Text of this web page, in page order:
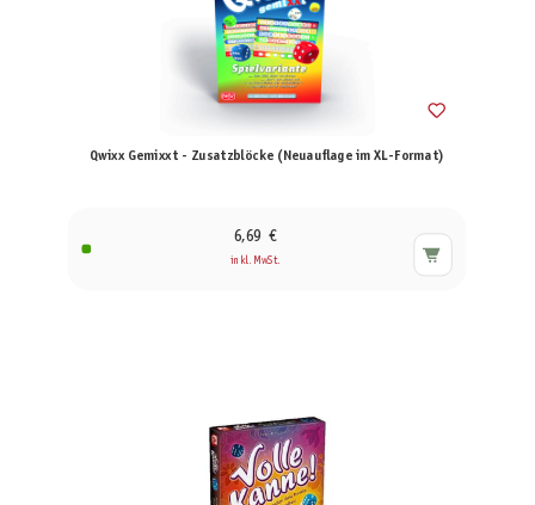
Qwixx Gemixxt - Zusatzblöcke (Neuauflage im XL-Format)
6,69 €
inkl. MwSt.